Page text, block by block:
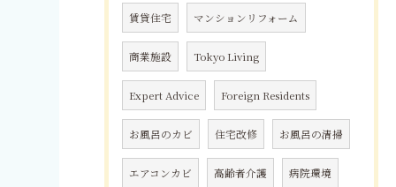
賃貸住宅 マンションリフォーム
商業施設 Tokyo Living
Expert Advice Foreign Residents
お風呂のカビ 住宅改修 お風呂の清掃
エアコンカビ 高齢者介護 病院環境